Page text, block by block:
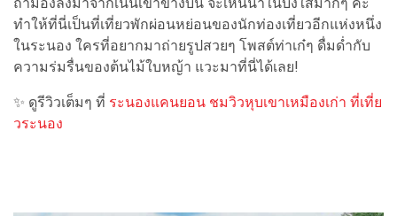
ทำให้ที่นี่เป็นที่เที่ยวพักผ่อนหย่อนของนักท่องเที่ยวอีกแห่งหนึ่ง
ในระนอง ใครที่อยากมาถ่ายรูปสวยๆ โพสต์ท่าเก๋ๆ ดื่มด่ำกับ
ความร่มรื่นของต้นไม้ใบหญ้า แวะมาที่นี่ได้เลย!
✨ ดูรีวิวเต็มๆ ที่ ระนองแคนยอน ชมวิวหุบเขาเหมืองเก่า ที่เที่ย
วระนอง